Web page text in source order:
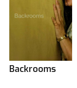
Backrooms